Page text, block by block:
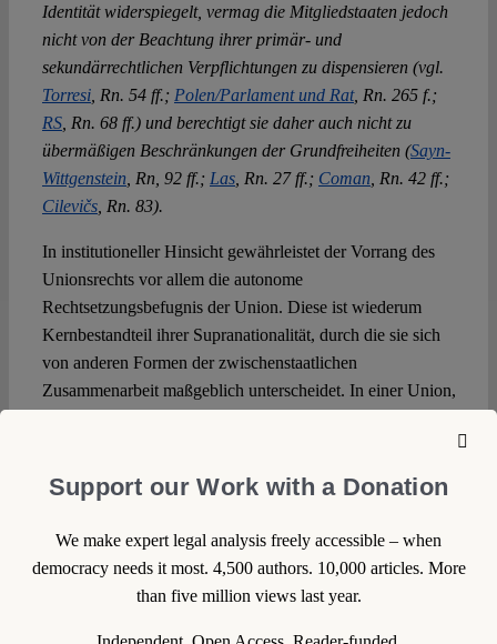
Identität widerspiegelt, vermag die Mitgliedstaaten jedoch
nicht von der Beachtung ihrer primär- und
sekundärrechtlichen Verpflichtungen zu dispensieren (vgl.
Torresi, Rn. 54 ff.; Polen/Parlament und Rat, Rn. 265 f.;
RS, Rn. 68 ff.) und berechtigt sie daher auch nicht zu
übermäßigen Beschränkungen der Grundfreiheiten (Sayn-
Wittgenstein , Rn, 92 ff.; Las, Rn. 27 ff.; Coman , Rn. 42 ff.;
Cilevičs, Rn. 83).
In institutioneller Hinsicht gewährleistet der Vorrang des
Unionsrechts vor allem die autonome
Rechtsetzungsbefugnis der Union. Diese ist wiederum
Kernbestandteil ihrer Supranationalität, durch die sie sich
von anderen Formen der zwischenstaatlichen
Zusammenarbeit maßgeblich unterscheidet. In einer Union,
wäre die zentrale Zielsetzung der Integration, „den Prozess
der Schaffung einer immer engeren Union der Völker
integrierten Europa der Verträge verstanden hat und die
Support our Work with a Donation
We make expert legal analysis freely accessible – when
democracy needs it most. 4,500 authors. 10,000 articles. More
than five million views last year.